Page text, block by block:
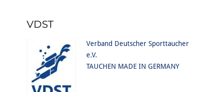
VDST
Verband Deutscher Sporttaucher
e.V.
TAUCHEN MADE IN GERMANY